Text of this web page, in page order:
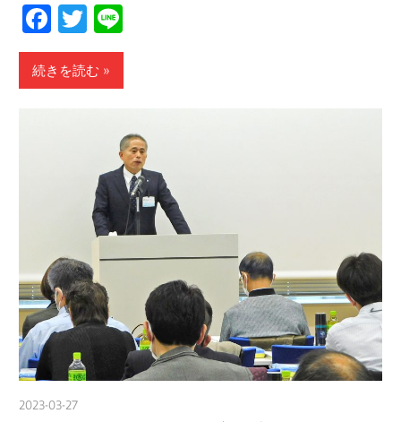
Facebook
Twitter
続きを読む
2023-03-27